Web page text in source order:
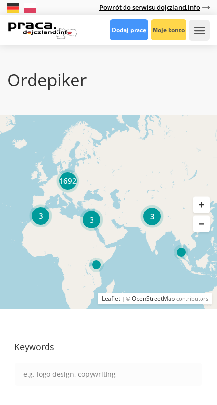
Powrót do serwisu dojczland.info
Dodaj pracę Moje konto
Ordepiker
3
3
3
1692
Leaflet | © OpenStreetMap contributors
Keywords